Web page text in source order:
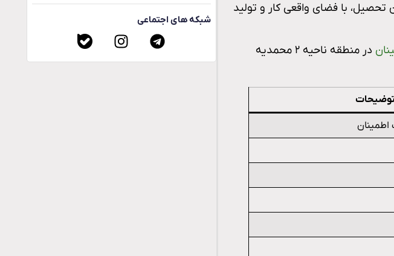
با فضای واقعی کار و تولید
در منطقه ناحیه ۲ محمدیه
اطمینان
شبکه های اجتماعی